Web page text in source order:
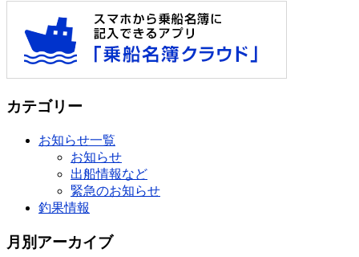
カテゴリー
お知らせ一覧
お知らせ
出船情報など
緊急のお知らせ
釣果情報
月別アーカイブ